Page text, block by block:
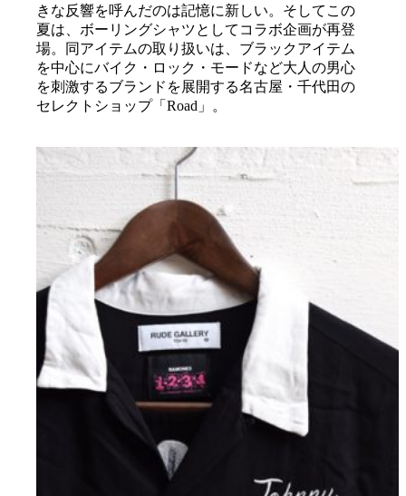
きな反響を呼んだのは記憶に新しい。そしてこの
夏は、ボーリングシャツとしてコラボ企画が再登
場。同アイテムの取り扱いは、ブラックアイテム
を中心にバイク・ロック・モードなど大人の男心
を刺激するブランドを展開する名古屋・千代田の
セレクトショップ「Road」。